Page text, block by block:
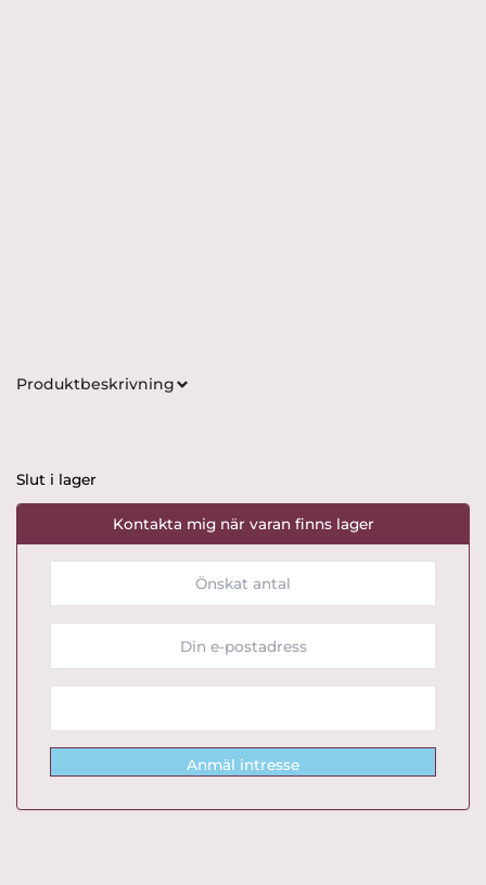
Produktbeskrivning
Slut i lager
Kontakta mig när varan finns lager
Anmäl intresse